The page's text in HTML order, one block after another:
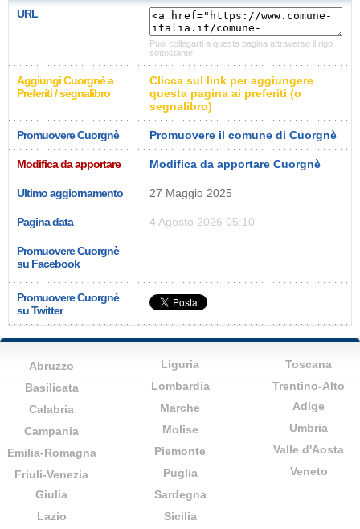
URL
Puoi collegarti a questa pagina attraverso il rigo
sottostante.
Aggiungi Cuorgnè a
Preferiti / segnalibro
Clicca sul link per aggiungere
questa pagina ai preferiti (o
segnalibro)
Promuovere Cuorgnè Promuovere il comune di Cuorgnè
Modifica da apportare Modifica da apportare Cuorgnè
Ultimo aggiornamento 27 Maggio 2025
Pagina data 4 Agosto 2026 05:10
Promuovere Cuorgnè
su Facebook
Promuovere Cuorgnè
su Twitter
Abruzzo
Basilicata
Calabria
Campania
Emilia-Romagna
Friuli-Venezia
Giulia
Lazio
Liguria
Lombardia
Marche
Molise
Piemonte
Puglia
Sardegna
Sicilia
Toscana
Trentino-Alto
Adige
Umbria
Valle d'Aosta
Veneto